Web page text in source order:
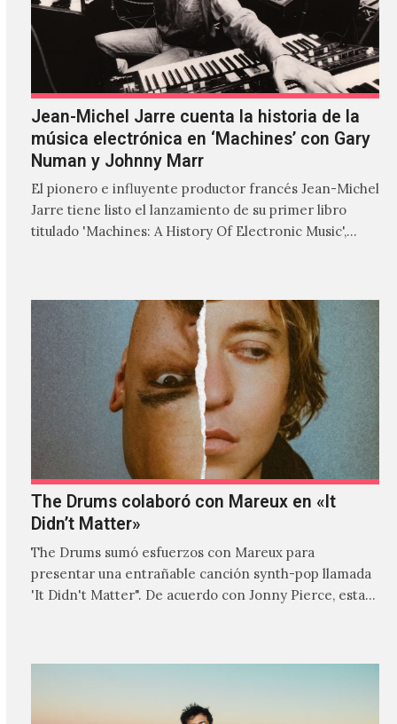
Jean-Michel Jarre cuenta la historia de la
música electrónica en ‘Machines’ con Gary
Numan y Johnny Marr
El pionero e influyente productor francés Jean-Michel
Jarre tiene listo el lanzamiento de su primer libro
titulado 'Machines: A History Of Electronic Music',
The Drums colaboró con Mareux en «It
Didn’t Matter»
The Drums sumó esfuerzos con Mareux para
presentar una entrañable canción synth-pop llamada
'It Didn't Matter". De acuerdo con Jonny Pierce, esta